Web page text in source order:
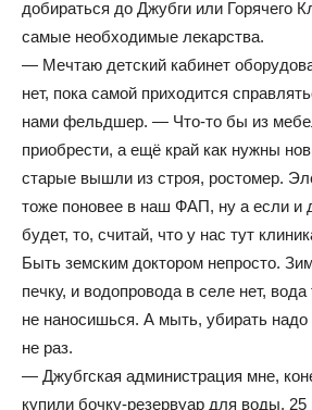
добираться до Джубги или Горячего
самые необходимые лекарства.
— Мечтаю детский кабинет
нет, пока самой приходится
нами фельдшер. — Что-то бы из
приобрести, а ещё край как нужны
старые вышли из строя, ростомер.
тоже поновее в наш ФАП, ну а если и
будет, то, считай, что у нас тут
Быть земским доктором непросто.
печку, и водопровода в селе нет,
не наносишься. А мыть, убирать
не раз.
— Джубгская администрация мне,
купили бочку-резервуар для воды,